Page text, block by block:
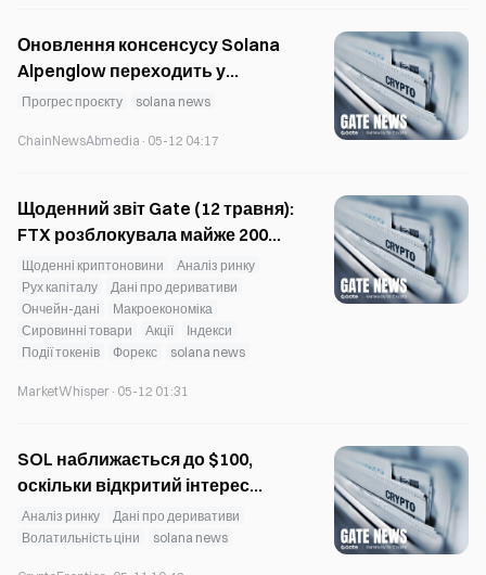
Оновлення консенсусу Solana
Alpenglow переходить у
тестування: час фіналізації
Прогрес проєкту solana news
ChainNewsAbmedia · 05-12 04:17
Щоденний звіт Gate (12 травня):
FTX розблокувала майже 200
000 SOL; Ripple отримала
кредитну лінію на 200 мільйонів
доларів
Щоденні криптоновини
Аналіз ринку
Рух капіталу
Дані про деривативи
Ончейн-дані
Макроекономіка
Сировинні товари
Акції
Індекси
Події токенів
Форекс solana news
MarketWhisper · 05-12 01:31
SOL наближається до $100,
оскільки відкритий інтерес
наближається до річного
максимуму
Аналіз ринку
Дані про деривативи
Волатильність ціни
solana news